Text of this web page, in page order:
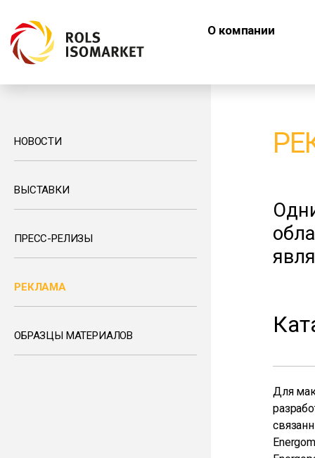
О компании
НОВОСТИ
ВЫСТАВКИ
ПРЕСС-РЕЛИЗЫ
РЕКЛАМА
ОБРАЗЦЫ МАТЕРИАЛОВ
Для